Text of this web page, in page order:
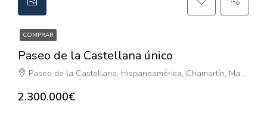
COMPRAR
Paseo de la Castellana único
Paseo de la Castellana, Hispanoamérica, Chamartín, Madrid, Comunidad de Madrid, 28046, España
2.300.000€